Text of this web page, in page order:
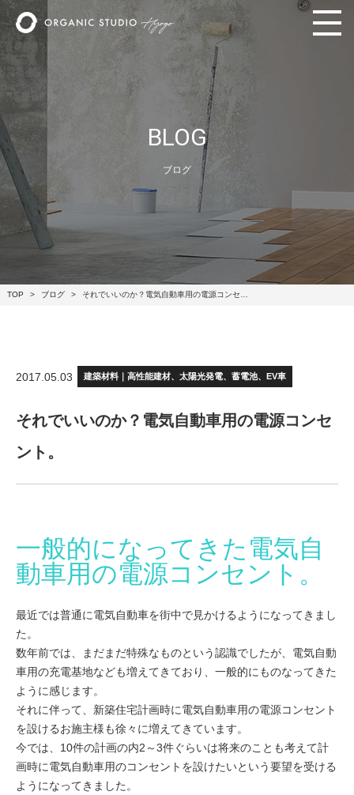
BLOG
ブログ
TOP ブログ それでいいのか？電気自動車用の電源コンセ…
2017.05.03 建築材料｜高性能建材、太陽光発電、蓄電池、EV車
それでいいのか？電気自動車用の電源コンセ
ント。
一般的になってきた電気自
動車用の電源コンセント。
最近では普通に電気自動車を街中で見かけるようになってきまし
た。
数年前では、まだまだ特殊なものという認識でしたが、電気自動
車用の充電基地なども増えてきており、一般的にものなってきた
ように感じます。
それに伴って、新築住宅計画時に電気自動車用の電源コンセント
を設けるお施主様も徐々に増えてきています。
今では、10件の計画の内2～3件ぐらいは将来のことも考えて計
画時に電気自動車用のコンセントを設けたいという要望を受ける
ようになってきました。